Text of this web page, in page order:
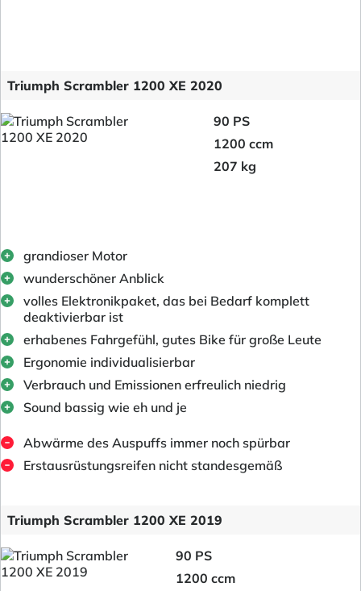
Triumph Scrambler 1200 XE 2020
90 PS
1200 ccm
207 kg
grandioser Motor
wunderschöner Anblick
volles Elektronikpaket, das bei Bedarf komplett
deaktivierbar ist
erhabenes Fahrgefühl, gutes Bike für große Leute
Ergonomie individualisierbar
Verbrauch und Emissionen erfreulich niedrig
Sound bassig wie eh und je
Abwärme des Auspuffs immer noch spürbar
Erstausrüstungsreifen nicht standesgemäß
Triumph Scrambler 1200 XE 2019
90 PS
1200 ccm